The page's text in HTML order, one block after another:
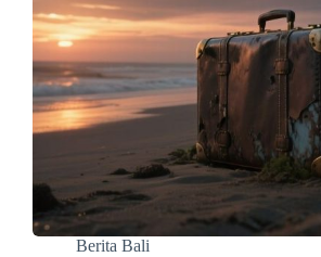
Berita Bali